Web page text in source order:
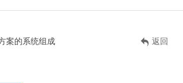
案的系统组成 返回